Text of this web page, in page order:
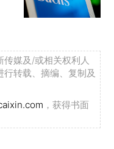
媒及/或相关权利人
转载、摘编、复制及
，获得书面